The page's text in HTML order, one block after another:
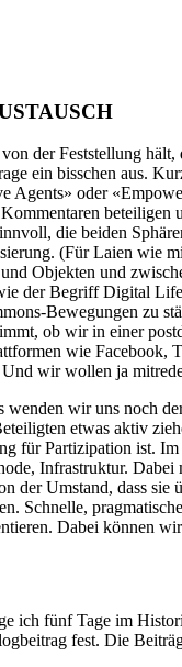
der Feststellung
ein bisschen aus.
Agents» oder
die beiden
(Für Laien wie
Objekten und
der Begriff Digital
Bewegungen zu
ob wir in einer
wie Facebook,
wir wollen ja
wenden wir uns noch
etwas aktiv
für Partizipation ist.
Infrastruktur.
der Umstand, dass
Schnelle,
Dabei können
ich fünf Tage im
fest. Die